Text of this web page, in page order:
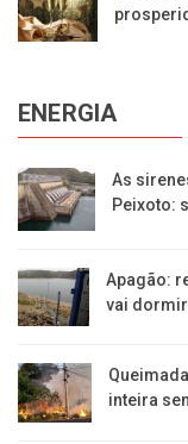
ENERGIA
As
Peixoto:
Apagão:
vai
inteira